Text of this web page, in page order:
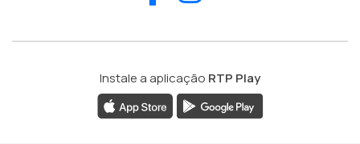
Instale a aplicação RTP Play